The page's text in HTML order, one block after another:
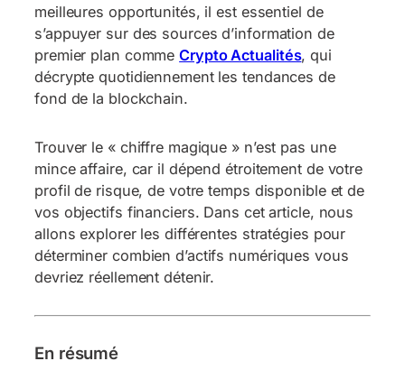
meilleures opportunités, il est essentiel de
s’appuyer sur des sources d’information de
premier plan commeCrypto Actualités, qui
décrypte quotidiennement les tendances de
fond de la blockchain.
Trouver le « chiffre magique » n’est pas une
mince affaire, car il dépend étroitement de votre
profil de risque, de votre temps disponible et de
vos objectifs financiers. Dans cet article, nous
allons explorer les différentes stratégies pour
déterminer combien d’actifs numériques vous
devriez réellement détenir.
En résumé